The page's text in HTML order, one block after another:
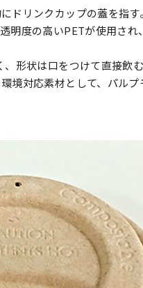
ドリンクカップの蓋を指す。
明度の高いPETが使用さ
形状は口をつけて直接飲
境対応素材として、パル